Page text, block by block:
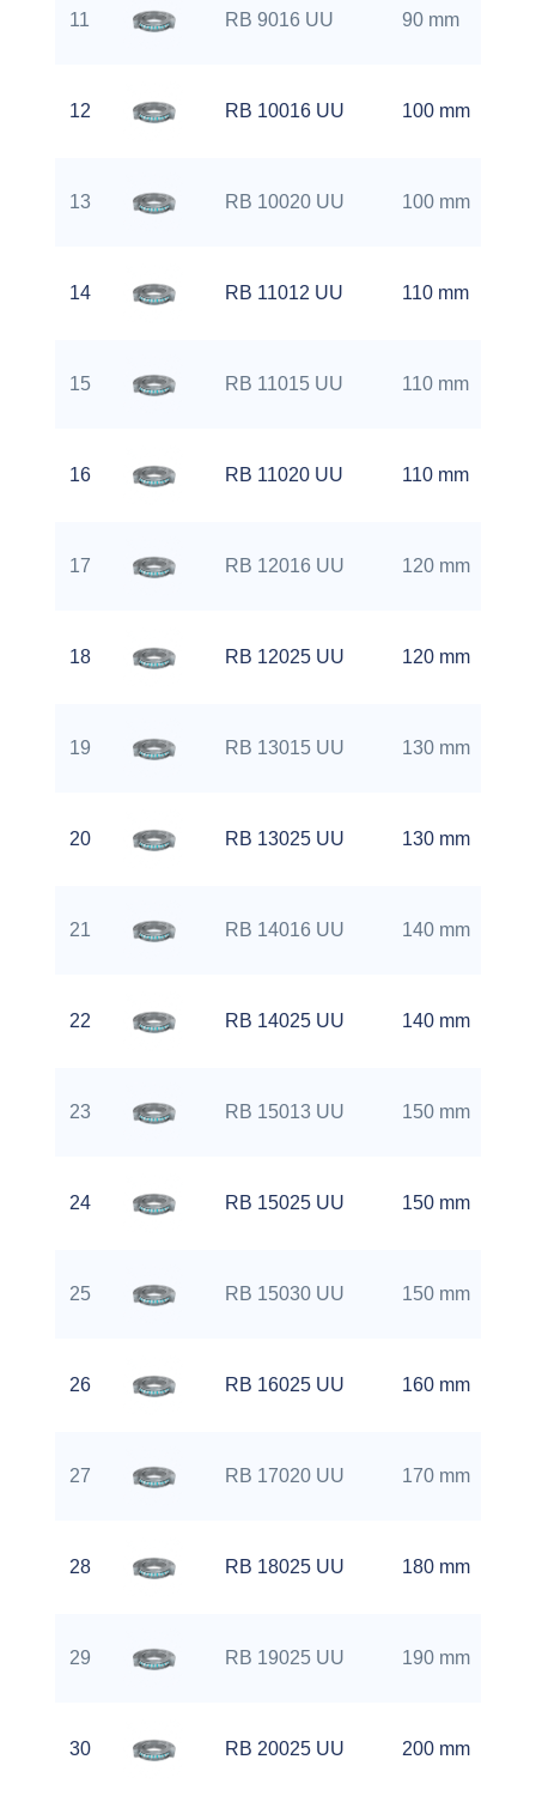
11 RB 9016 UU 90 mm
12 RB 10016 UU 100 mm
13 RB 10020 UU 100 mm
14 RB 11012 UU 110 mm
15 RB 11015 UU 110 mm
16 RB 11020 UU 110 mm
17 RB 12016 UU 120 mm
18 RB 12025 UU 120 mm
19 RB 13015 UU 130 mm
20 RB 13025 UU 130 mm
21 RB 14016 UU 140 mm
22 RB 14025 UU 140 mm
23 RB 15013 UU 150 mm
24 RB 15025 UU 150 mm
25 RB 15030 UU 150 mm
26 RB 16025 UU 160 mm
27 RB 17020 UU 170 mm
28 RB 18025 UU 180 mm
29 RB 19025 UU 190 mm
30 RB 20025 UU 200 mm